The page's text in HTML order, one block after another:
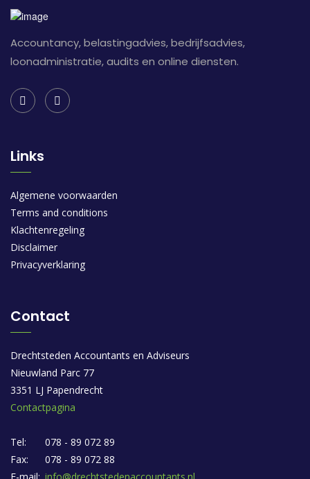
Accountancy, belastingadvies, bedrijfsadvies,
loonadministratie, audits en online diensten.
Links
Algemene voorwaarden
Terms and conditions
Klachtenregeling
Disclaimer
Privacyverklaring
Contact
Drechtsteden Accountants en Adviseurs
Nieuwland Parc 77
3351 LJ Papendrecht
Contactpagina
Tel:
078 - 89 072 89
Fax:
078 - 89 072 88
E-mail: info@drechtstedenaccountants.nl